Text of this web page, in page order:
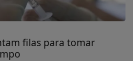
filas para tomar